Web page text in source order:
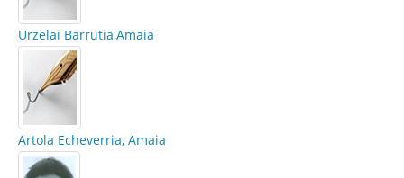
Urzelai Barrutia,Amaia
Artola Echeverria, Amaia